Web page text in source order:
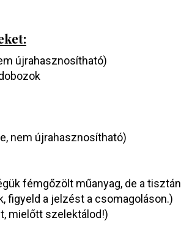
újrahasznosítható)
nem újrahasznosítható)
fémgőzölt műanyag, de a tisztán
figyeld a jelzést a csomagoláson.)
mielőtt szelektálod!)